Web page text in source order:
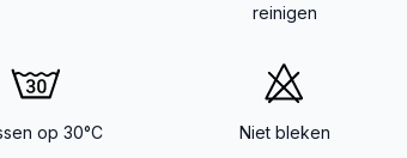
reinigen
op 30°C Niet bleken